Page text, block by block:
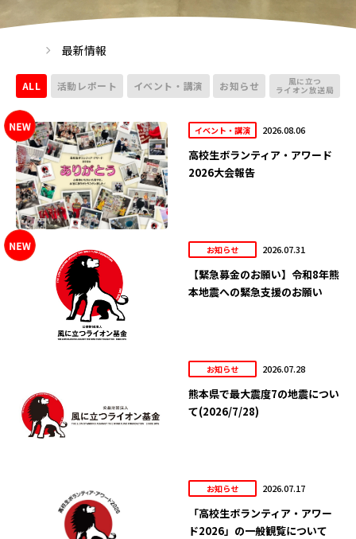
最新情報
ALL 活動レポート イベント・講演 お知らせ 風に立つ
ライオン放送局
イベント・講演 2026.08.06
高校生ボランティア・アワード
2026大会報告
お知らせ 2026.07.31
【緊急募金のお願い】令和8年熊
本地震への緊急支援のお願い
お知らせ 2026.07.28
熊本県で最大震度7の地震につい
て(2026/7/28)
お知らせ 2026.07.17
「高校生ボランティア・アワー
ド2026」の一般観覧について